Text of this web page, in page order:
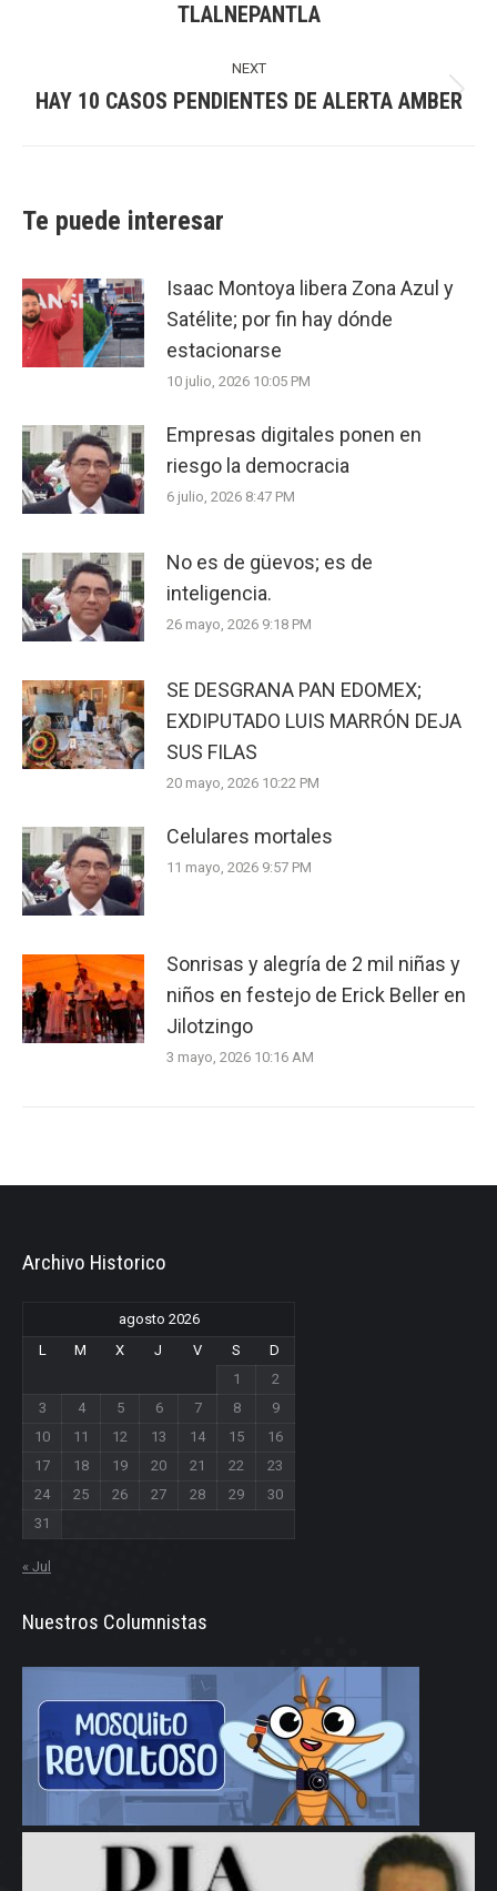
post:
TLALNEPANTLA
NEXT
Next
HAY 10 CASOS PENDIENTES DE ALERTA AMBER
Te puede interesar
Isaac Montoya libera Zona Azul y
Satélite; por fin hay dónde
estacionarse
10 julio, 2026 10:05 PM
Empresas digitales ponen en
riesgo la democracia
6 julio, 2026 8:47 PM
No es de güevos; es de
inteligencia.
26 mayo, 2026 9:18 PM
SE DESGRANA PAN EDOMEX;
EXDIPUTADO LUIS MARRÓN DEJA
SUS FILAS
20 mayo, 2026 10:22 PM
Celulares mortales
11 mayo, 2026 9:57 PM
Sonrisas y alegría de 2 mil niñas y
niños en festejo de Erick Beller en
Jilotzingo
3 mayo, 2026 10:16 AM
Archivo Historico
agosto 2026
L
M X J V S
D
1
2
3
4 5 6 7 8
9
10
11 12 13 14 15
16
17
18 19 20 21 22
23
24
25 26 27 28 29
30
31
« Jul
Nuestros Columnistas